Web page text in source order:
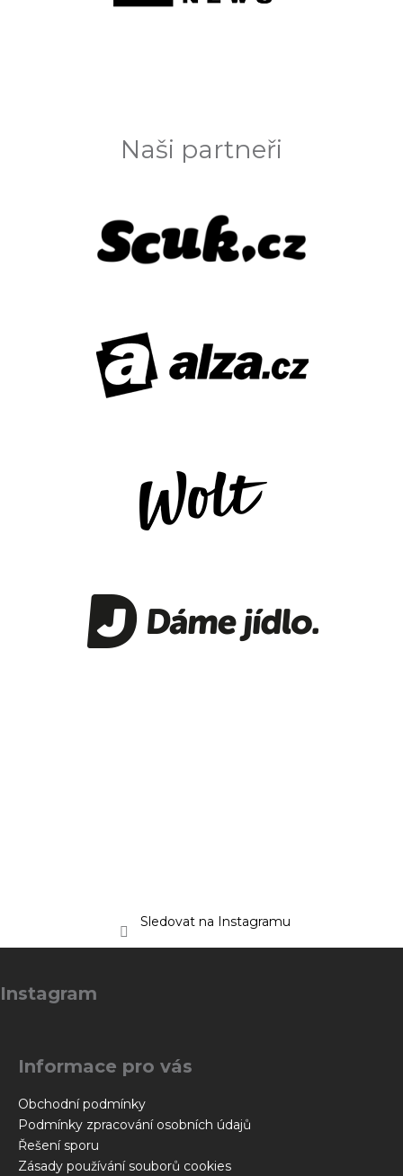
Naši partneři
Sledovat na Instagramu
á
p
Instagram
Informace pro vás
Obchodní podmínky
Podmínky zpracování osobních údajů
Řešení sporu
Zásady používání souborů cookies